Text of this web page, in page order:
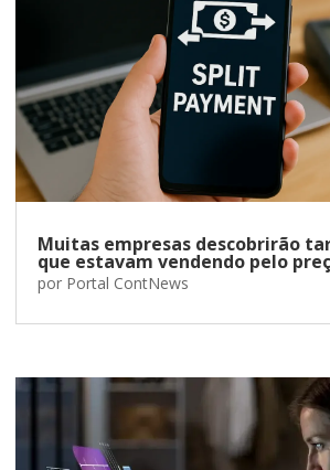
Muitas empresas descobrirão
que estavam vendendo pelo
por Portal ContNews